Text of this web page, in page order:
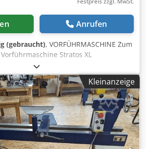
Anrufen
(gebraucht), VORFÜHRMASCHINE Zum
Stratos XL
Spitzenhöhe von 280 mm. Die
kurzzeitig für Vorführzwecke am
Somit als neuwertig zu bezeichnen
Gewährleistung. Technische Daten: -
- Drehdurchmesser über dem Bett:
Zusatzbett
bis zu 1.000 mm! Dodpfou Szr Uex
ca. 780 mm (erweiterbar!) -
x 3,5 mit ASR-
Kleinanzeige